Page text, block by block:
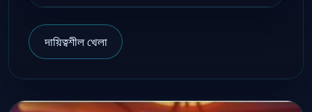
দায়িত্বশীল খেলা